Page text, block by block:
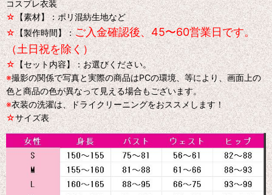
コスプレ衣装
☆【素材】：ポリ混紡生地など
☆【製作時間】：ご入金確認後、45〜60営業日です。
（土日祝を除く）
☆【セット内容】：お選びください。
※撮影の関係で写真と実際の商品はPCの環境、等により、画面上の
色と商品の色が異なって見える場合もございます。
※衣装の洗濯は、ドライクリーニングをおススメします！
☆サイズ表